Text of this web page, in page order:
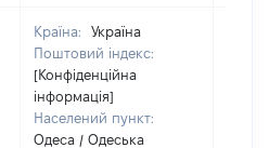
Країна:
Україна
Поштовий індекс:
[Конфіденційна
інформація]
Населений пункт:
Одеса / Одеська